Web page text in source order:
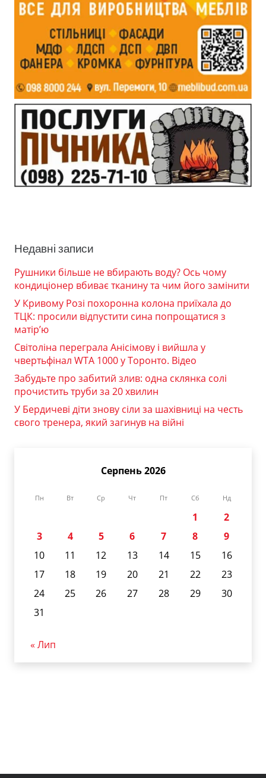
Недавні записи
Рушники більше не вбирають воду? Ось чому
кондиціонер вбиває тканину та чим його замінити
У Кривому Розі похоронна колона приїхала до
ТЦК: просили відпустити сина попрощатися з
матір’ю
Світоліна переграла Анісімову і вийшла у
чвертьфінал WTA 1000 у Торонто. Відео
Забудьте про забитий злив: одна склянка солі
прочистить труби за 20 хвилин
У Бердичеві діти знову сіли за шахівниці на честь
свого тренера, який загинув на війні
Серпень 2026
Пн Вт Ср Чт Пт Сб Нд
1
2
3
4 5 6 7 8
9
10
11 12 13 14 15
16
17
18 19 20 21 22
23
24
25 26 27 28 29
30
31
« Лип